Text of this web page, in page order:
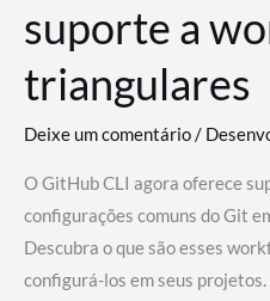
suporte a
triangulares
Deixe um comentário/
O GitHub CLI agora oferece
configurações comuns do Git
Descubra o que são esses
configurá-los em seus